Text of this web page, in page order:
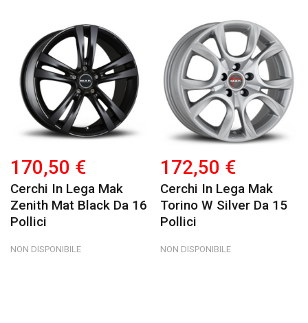
170,50 €
Cerchi In Lega Mak
Zenith Mat Black Da 16
Pollici
NON DISPONIBILE
172,50 €
Cerchi In Lega Mak
Torino W Silver Da 15
Pollici
NON DISPONIBILE